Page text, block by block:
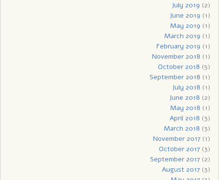
July 2019 (2)
June 2019 (1)
May 2019 (1)
March 2019 (1)
February 2019 (1)
November 2018 (1)
October 2018 (5)
September 2018 (1)
July 2018 (1)
June 2018 (2)
May 2018 (1)
April 2018 (3)
March 2018 (3)
November 2017(1)
October 2017(3)
September 2017(2)
August 2017(3)